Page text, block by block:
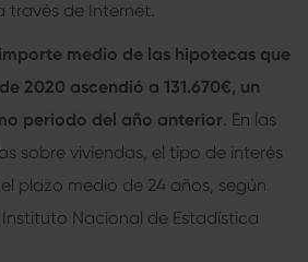
través de Internet.
medio de las hipotecas que
2020 ascendió a 131.670€, un
periodo del año anterior . En las
sobre viviendas, el tipo de interés
plazo medio de 24 años, según
Nacional de Estadística